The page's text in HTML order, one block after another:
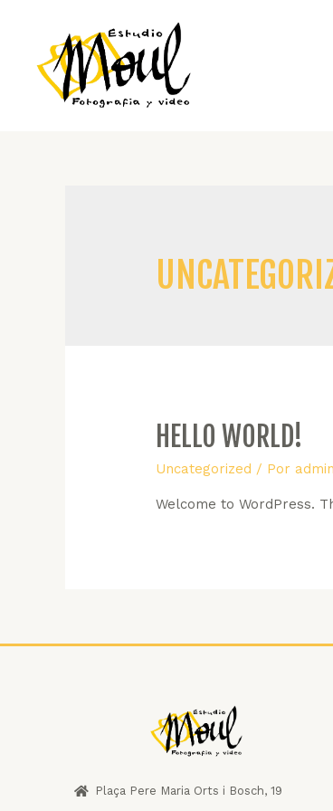
HELLO WORLD!
Uncategorized / Por admin
Welcome to WordPress.
Plaça Pere Maria Orts i Bosch, 19